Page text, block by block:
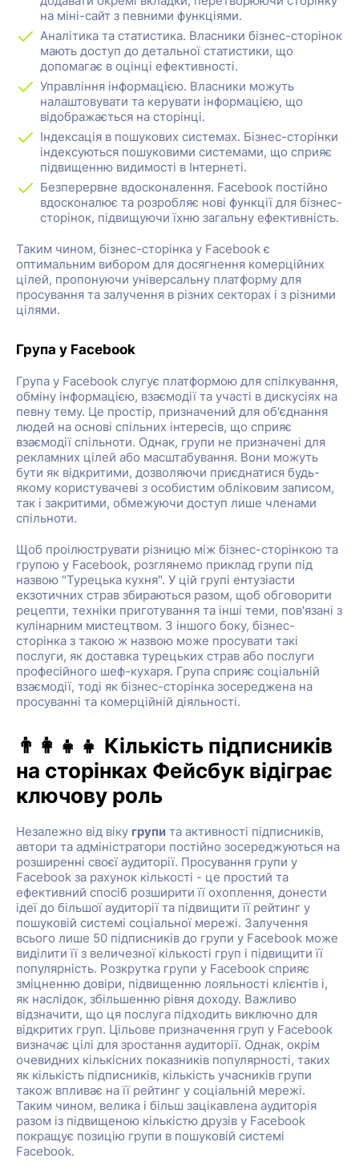
на міні-сайт з певними функціями.
Аналітика та статистика. Власники бізнес-сторінок
мають доступ до детальної статистики, що
допомагає в оцінці ефективності.
Управління інформацією. Власники можуть
налаштовувати та керувати інформацією, що
відображається на сторінці.
Індексація в пошукових системах. Бізнес-сторінки
індексуються пошуковими системами, що сприяє
підвищенню видимості в Інтернеті.
Безперервне вдосконалення. Facebook постійно
вдосконалює та розробляє нові функції для бізнес-
сторінок, підвищуючи їхню загальну ефективність.
Таким чином, бізнес-сторінка у Facebook є
оптимальним вибором для досягнення комерційних
цілей, пропонуючи універсальну платформу для
просування та залучення в різних секторах і з різними
цілями.
Група у Facebook
Група у Facebook слугує платформою для спілкування,
обміну інформацією, взаємодії та участі в дискусіях на
певну тему. Це простір, призначений для об'єднання
людей на основі спільних інтересів, що сприяє
взаємодії спільноти. Однак, групи не призначені для
рекламних цілей або масштабування. Вони можуть
бути як відкритими, дозволяючи приєднатися будь-
якому користувачеві з особистим обліковим записом,
так і закритими, обмежуючи доступ лише членами
спільноти.
Щоб проілюструвати різницю між бізнес-сторінкою та
групою у Facebook, розглянемо приклад групи під
назвою "Турецька кухня". У цій групі ентузіасти
екзотичних страв збираються разом, щоб обговорити
рецепти, техніки приготування та інші теми, пов'язані з
кулінарним мистецтвом. З іншого боку, бізнес-
сторінка з такою ж назвою може просувати такі
послуги, як доставка турецьких страв або послуги
професійного шеф-кухаря. Група сприяє соціальній
взаємодії, тоді як бізнес-сторінка зосереджена на
просуванні та комерційній діяльності.
👨‍👩‍👧‍👧 Кількість підписників
на сторінках Фейсбук відіграє
ключову роль
Незалежно від віку групи та активності підписників,
автори та адміністратори постійно зосереджуються на
розширенні своєї аудиторії. Просування групи у
Facebook за рахунок кількості - це простий та
ефективний спосіб розширити її охоплення, донести
ідеї до більшої аудиторії та підвищити її рейтинг у
пошуковій системі соціальної мережі. Залучення
всього лише 50 підписників до групи у Facebook може
виділити її з величезної кількості груп і підвищити її
популярність. Розкрутка групи у Facebook сприяє
зміцненню довіри, підвищенню лояльності клієнтів і,
як наслідок, збільшенню рівня доходу. Важливо
відзначити, що ця послуга підходить виключно для
відкритих груп. Цільове призначення груп у Facebook
визначає цілі для зростання аудиторії. Однак, окрім
очевидних кількісних показників популярності, таких
як кількість підписників, кількість учасників групи
також впливає на її рейтинг у соціальній мережі.
Таким чином, велика і більш зацікавлена аудиторія
разом із підвищеною кількістю друзів у Facebook
покращує позицію групи в пошуковій системі
Facebook.